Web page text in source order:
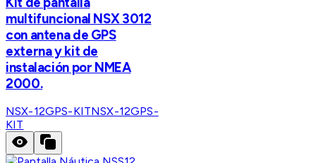
multifuncional NSX 3012
con antena de GPS
externa y kit de
instalación por NMEA
2000.
NSX-12GPS-KITNSX-12GPS-
KIT